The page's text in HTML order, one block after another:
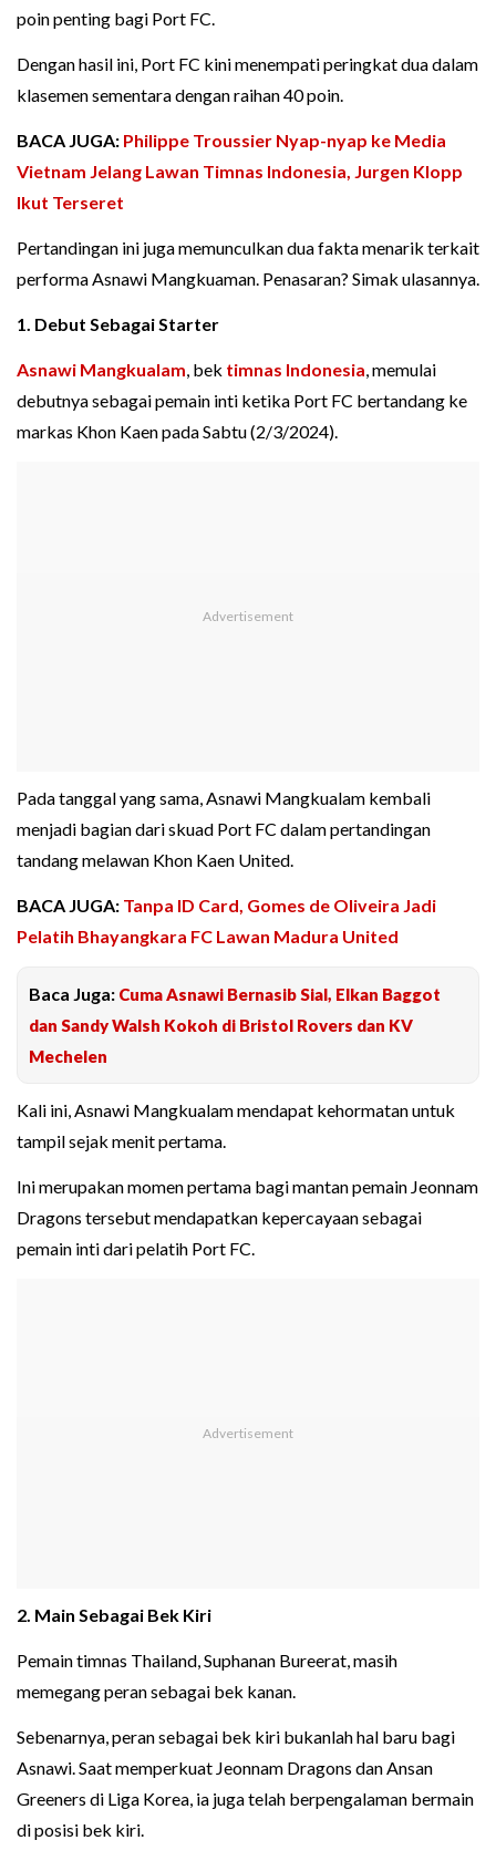
poin penting bagi Port FC.
Dengan hasil ini, Port FC kini menempati peringkat dua dalam
klasemen sementara dengan raihan 40 poin.
BACA JUGA: Philippe Troussier Nyap-nyap ke Media
Vietnam Jelang Lawan Timnas Indonesia, Jurgen Klopp
Ikut Terseret
Pertandingan ini juga memunculkan dua fakta menarik terkait
performa Asnawi Mangkuaman. Penasaran? Simak ulasannya.
1. Debut Sebagai Starter
Asnawi Mangkualam, bek timnas Indonesia, memulai
debutnya sebagai pemain inti ketika Port FC bertandang ke
markas Khon Kaen pada Sabtu (2/3/2024).
Pada tanggal yang sama, Asnawi Mangkualam kembali
menjadi bagian dari skuad Port FC dalam pertandingan
tandang melawan Khon Kaen United.
BACA JUGA: Tanpa ID Card, Gomes de Oliveira Jadi
Pelatih Bhayangkara FC Lawan Madura United
Baca Juga: Cuma Asnawi Bernasib Sial, Elkan Baggot
dan Sandy Walsh Kokoh di Bristol Rovers dan KV
Mechelen
Kali ini, Asnawi Mangkualam mendapat kehormatan untuk
tampil sejak menit pertama.
Ini merupakan momen pertama bagi mantan pemain Jeonnam
Dragons tersebut mendapatkan kepercayaan sebagai
pemain inti dari pelatih Port FC.
2. Main Sebagai Bek Kiri
Pemain timnas Thailand, Suphanan Bureerat, masih
memegang peran sebagai bek kanan.
Sebenarnya, peran sebagai bek kiri bukanlah hal baru bagi
Asnawi. Saat memperkuat Jeonnam Dragons dan Ansan
Greeners di Liga Korea, ia juga telah berpengalaman bermain
di posisi bek kiri.